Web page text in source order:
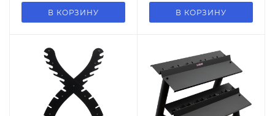
В КОРЗИНУ В КОРЗИНУ